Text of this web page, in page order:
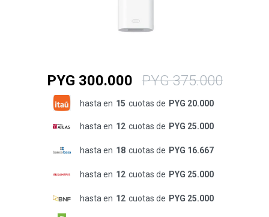
PYG 300.000 PYG 375.000
hasta en 15 cuotas de PYG 20.000
hasta en 12 cuotas de PYG 25.000
hasta en 18 cuotas de PYG 16.667
hasta en 12 cuotas de PYG 25.000
hasta en 12 cuotas de PYG 25.000